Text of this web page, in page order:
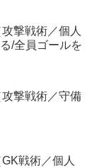
撃戦術／個人
/全員ゴールを
攻撃戦術／守備
戦術／個人